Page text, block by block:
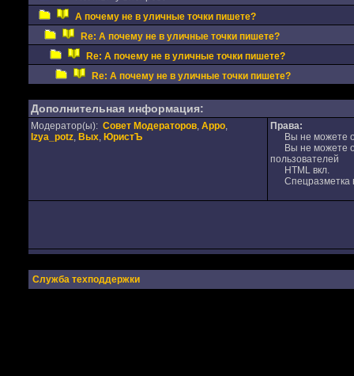
А почему не в уличные точки пишете?
Re: А почему не в уличные точки пишете?
Re: А почему не в уличные точки пишете?
Re: А почему не в уличные точки пишете?
Дополнительная информация:
Модератор(ы): Совет Модераторов, Appo,
Izya_potz, Вых, ЮристЪ
Права:
Вы не можете
Вы не можете
пользователей
HTML вкл.
Спецразметка
Служба техподдержки